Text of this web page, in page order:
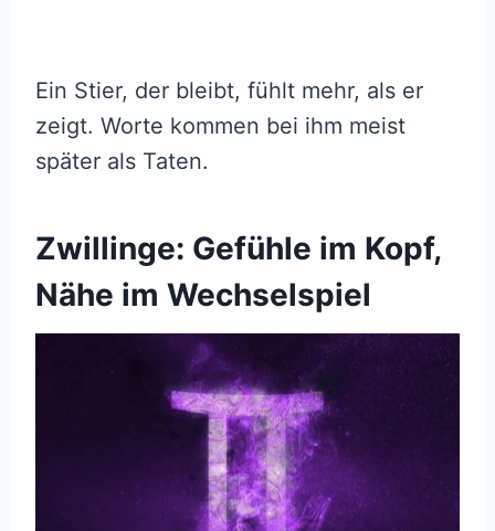
Ein Stier, der bleibt, fühlt mehr, als er
zeigt. Worte kommen bei ihm meist
später als Taten.
Zwillinge: Gefühle im Kopf,
Nähe im Wechselspiel